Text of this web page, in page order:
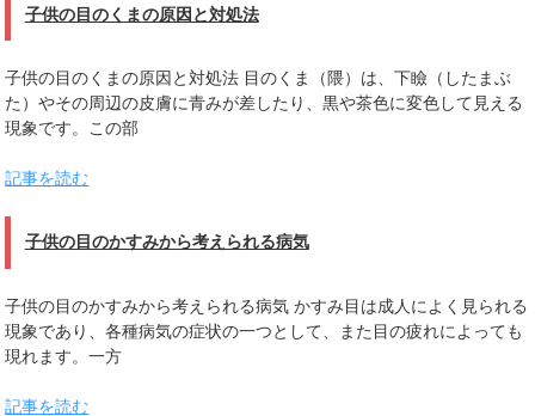
子供の目のくまの原因と対処法
子供の目のくまの原因と対処法 目のくま（隈）は、下瞼（したまぶ
た）やその周辺の皮膚に青みが差したり、黒や茶色に変色して見える
現象です。この部
記事を読む
子供の目のかすみから考えられる病気
子供の目のかすみから考えられる病気 かすみ目は成人によく見られる
現象であり、各種病気の症状の一つとして、また目の疲れによっても
現れます。一方
記事を読む